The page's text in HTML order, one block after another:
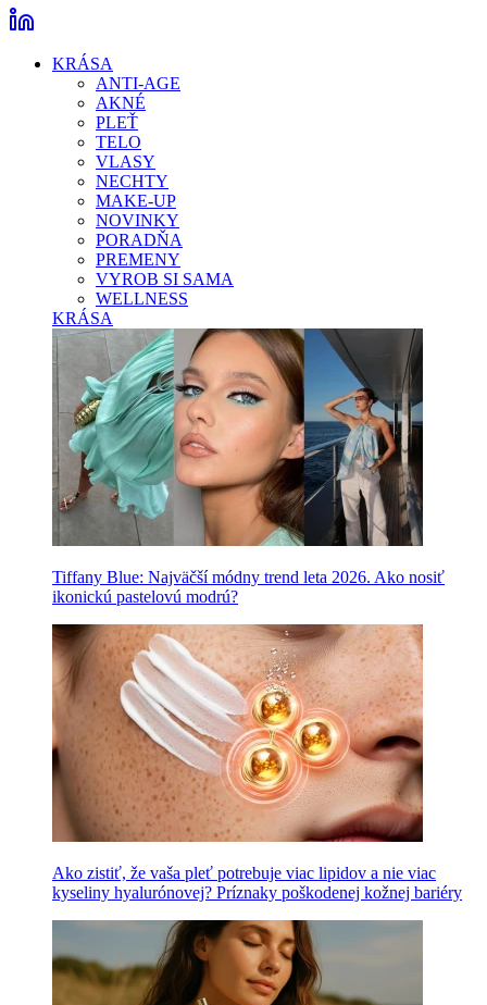
KRÁSA
ANTI-AGE
AKNÉ
PLEŤ
TELO
VLASY
NECHTY
MAKE-UP
NOVINKY
PORADŇA
PREMENY
VYROB SI SAMA
WELLNESS
KRÁSA
Tiffany Blue: Najväčší módny trend leta 2026. Ako nosiť
ikonickú pastelovú modrú?
Ako zistiť, že vaša pleť potrebuje viac lipidov a nie viac
kyseliny hyalurónovej? Príznaky poškodenej kožnej bariéry